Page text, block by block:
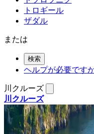
トロギール
ザダル
または
検索
ヘルプが必要です
川クルーズ
川クルーズ